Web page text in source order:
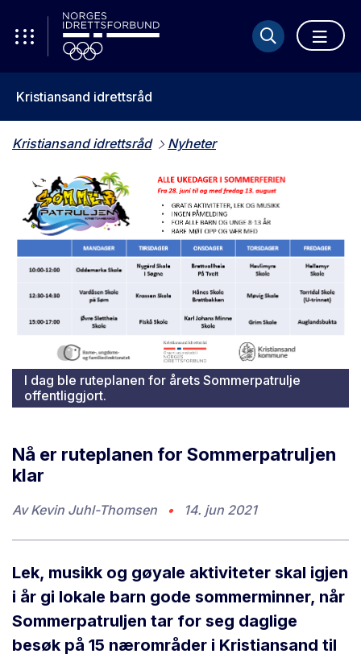
Kristiansand idrettsråd
Kristiansand idrettsråd Nyheter
I dag ble ruteplanen for årets Sommerpatrulje
offentliggjort.
Nå er ruteplanen for Sommerpatruljen
klar
AvKevin Juhl-Thomsen • 14. jun 2021
Lek, musikk og gøyale aktiviteter skal igjen
i år gi lokale barn gode sommerminner, når
Sommerpatruljen tar for seg daglige
besøk på 15 nærområder i Kristiansand til